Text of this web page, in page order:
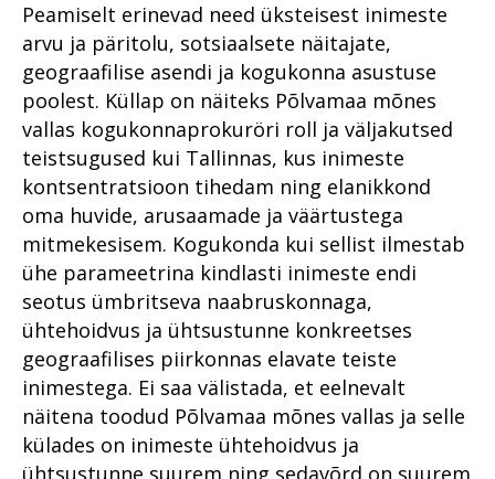
Peamiselt erinevad need üksteisest inimeste
arvu ja päritolu, sotsiaalsete näitajate,
geograafilise asendi ja kogukonna asustuse
poolest. Küllap on näiteks Põlvamaa mõnes
vallas kogukonnaprokuröri roll ja väljakutsed
teistsugused kui Tallinnas, kus inimeste
kontsentratsioon tihedam ning elanikkond
oma huvide, arusaamade ja väärtustega
mitmekesisem. Kogukonda kui sellist ilmestab
ühe parameetrina kindlasti inimeste endi
seotus ümbritseva naabruskonnaga,
ühtehoidvus ja ühtsustunne konkreetses
geograafilises piirkonnas elavate teiste
inimestega. Ei saa välistada, et eelnevalt
näitena toodud Põlvamaa mõnes vallas ja selle
külades on inimeste ühtehoidvus ja
ühtsustunne suurem ning sedavõrd on suurem